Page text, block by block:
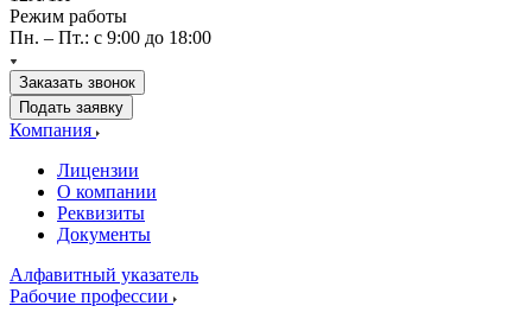
Режим работы
Пн. – Пт.: с 9:00 до 18:00
Заказать звонок
Подать заявку
Компания
Лицензии
О компании
Реквизиты
Документы
Алфавитный указатель
Рабочие профессии